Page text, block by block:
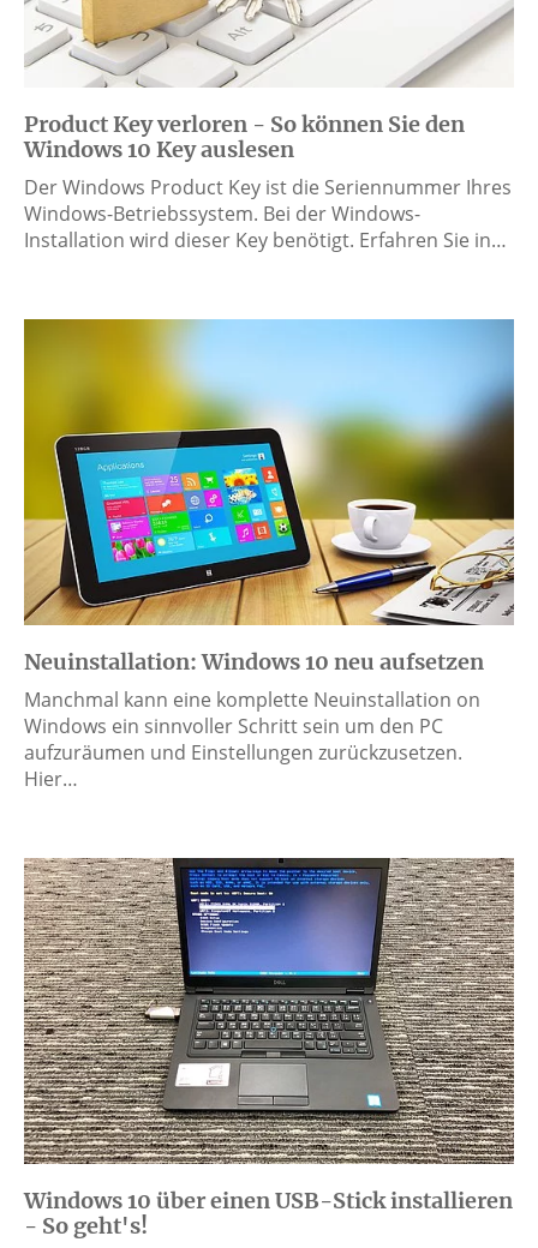
Product Key verloren - So können Sie den
Windows 10 Key auslesen
Der Windows Product Key ist die Seriennummer Ihres
Windows-Betriebssystem. Bei der Windows-
Installation wird dieser Key benötigt. Erfahren Sie in…
Neuinstallation: Windows 10 neu aufsetzen
Manchmal kann eine komplette Neuinstallation on
Windows ein sinnvoller Schritt sein um den PC
aufzuräumen und Einstellungen zurückzusetzen.
Hier…
Windows 10 über einen USB-Stick installieren
- So geht's!